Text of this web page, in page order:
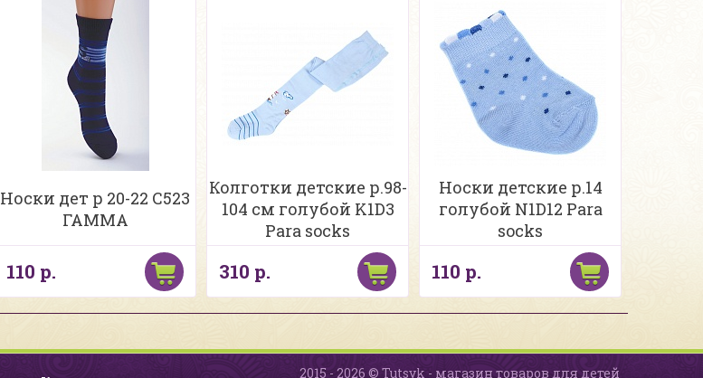
Носки дет р 20-22 С523
ГАММА
110 р.
Колготки детские р.98-
104 см голубой K1D3
Para socks
310 р.
Носки детские р.14
голубой N1D12 Para
socks
110 р.
2015 - 2026 © Tutsyk - магазин товаров для детей